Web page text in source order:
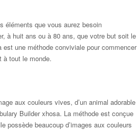
éléments que vous aurez besoin
à huit ans ou à 80 ans, que votre but soit le
une méthode conviviale pour commencer
à tout le monde.
aux couleurs vives, d’un animal adorable
Builder xhosa. La méthode est conçue
possède beaucoup d’images aux couleurs